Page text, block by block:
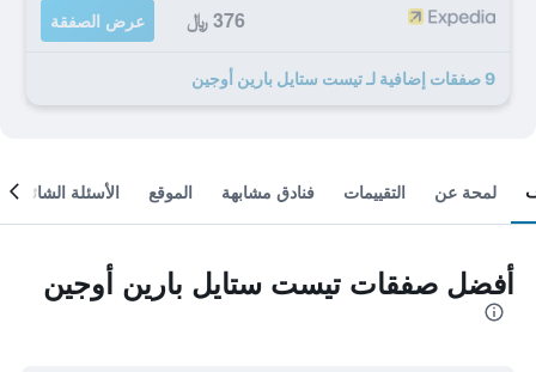
376 ﷼ عرض الصفقة
9 صفقات إضافية لـ تيست ستايل بارين أوجين
لمحة عن التقييمات فنادق مشابهة الموقع الأسئلة الشائعة
أفضل صفقات تيست ستايل بارين أوجين